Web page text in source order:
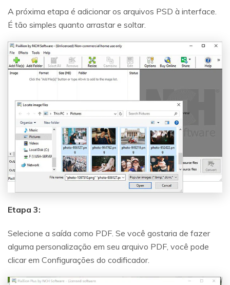
A próxima etapa é adicionar os arquivos PSD à interface.
É tão simples quanto arrastar e soltar.
Etapa 3:
Selecione a saída como PDF. Se você gostaria de fazer
alguma personalização em seu arquivo PDF, você pode
clicar em Configurações do codificador.